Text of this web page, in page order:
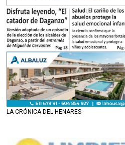
LA CRÓNICA DEL HENARES